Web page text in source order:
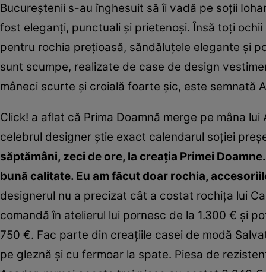
Bucureştenii s-au înghesuit să îi vadă pe soţii
fost eleganţi, punctuali şi prietenoşi. Însă toţi
pentru rochia preţioasă, săndăluţele elegante şi
sunt scumpe, realizate de case de design
mâneci scurte şi croială foarte şic, este semnată
Click! a aflat că Prima Doamnă merge pe mâna
celebrul designer ştie exact calendarul soţiei
săptămâni, zeci de ore, la creaţia Primei
bună calitate. Eu am făcut doar rochia,
designerul nu a precizat cât a costat rochiţa lui
comandă în atelierul lui pornesc de la 1.300 € şi
750 €. Fac parte din creaţiile casei de modă
pe gleznă şi cu fermoar la spate. Piesa de